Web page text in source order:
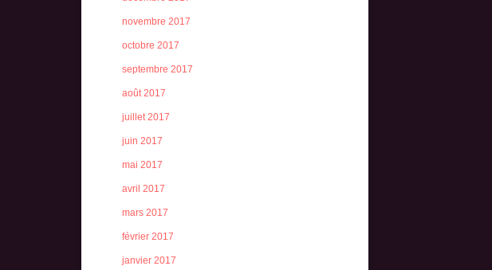
novembre 2017
octobre 2017
septembre 2017
août 2017
juillet 2017
juin 2017
mai 2017
avril 2017
mars 2017
février 2017
janvier 2017